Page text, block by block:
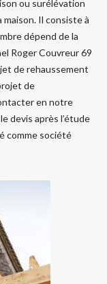
ou surélévation
Il consiste à
dépend de la
Roger Couvreur 69
de rehaussement
de
en notre
devis après l’étude
comme société